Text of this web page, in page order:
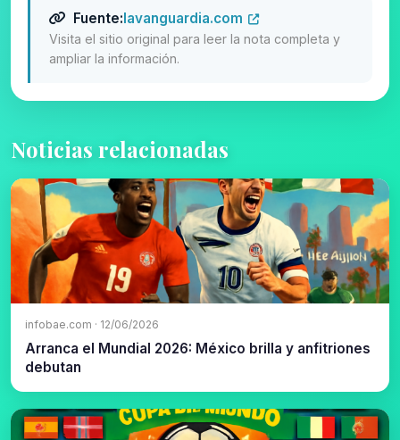
Fuente: lavanguardia.com
Visita el sitio original para leer la nota completa y
ampliar la información.
Noticias relacionadas
infobae.com · 12/06/2026
Arranca el Mundial 2026: México brilla y anfitriones
debutan